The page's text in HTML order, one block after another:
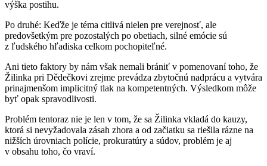
výška postihu.
Po druhé: Keďže je téma citlivá nielen pre verejnosť, ale
predovšetkým pre pozostalých po obetiach, silné emócie sú
z ľudského hľadiska celkom pochopiteľné.
Ani tieto faktory by nám však nemali brániť v pomenovaní toho, že
Žilinka pri Dědečkovi zrejme prevádza zbytočnú nadprácu a vytvára
prinajmenšom implicitný tlak na kompetentných. Výsledkom môže
byť opak spravodlivosti.
Problém tentoraz nie je len v tom, že sa Žilinka vkladá do kauzy,
ktorá si nevyžadovala zásah zhora a od začiatku sa riešila rázne na
nižších úrovniach polície, prokuratúry a súdov, problém je aj
v obsahu toho, čo vraví.